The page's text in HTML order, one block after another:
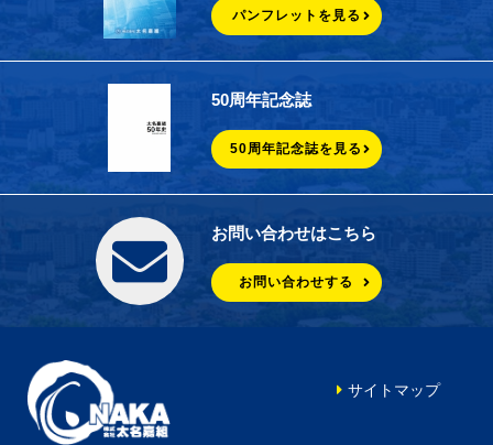
パンフレットを見る
50周年記念誌
50周年記念誌を見る
お問い合わせはこちら
お問い合わせする
サイトマップ